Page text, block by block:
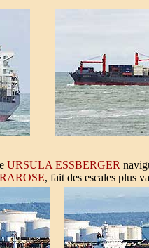
URSULA ESSBERGER
, fait des escales plus